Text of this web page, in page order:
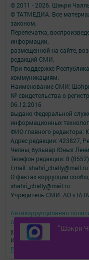
"Шәһри
© 2011 - 2026. Шәһри
© ТАТМЕДИА. Все
законом.
Перепечатка,
информации,
размещенной на сайте,
редакций СМИ.
При поддержке
коммуникациям.
Наименование СМИ:
№ свидетельства о
06.12.2016
выдано Федеральной
информационных
ФИО главного редактора:
Адрес редакции: 423827,
Челны, бульвар Юных
Телефон редакции: 8
Email: shahri_chally@mail.ru
О фактах коррупции
shahri_chally@mail.ru
Учредитель СМИ: АО
Антикоррупционная
АО «ТАТМЕДИА»
удобства пользователей
Использование «cookie»
Политика